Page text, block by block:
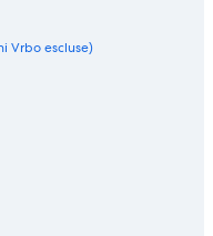
Vrbo escluse)